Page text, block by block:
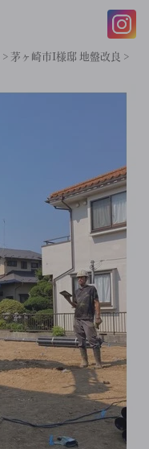
> 茅ヶ崎市I様邸 地盤改良 >